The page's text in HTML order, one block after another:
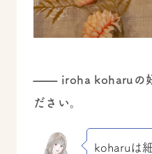
—— iroha koharuの好
ださい。
koharuは